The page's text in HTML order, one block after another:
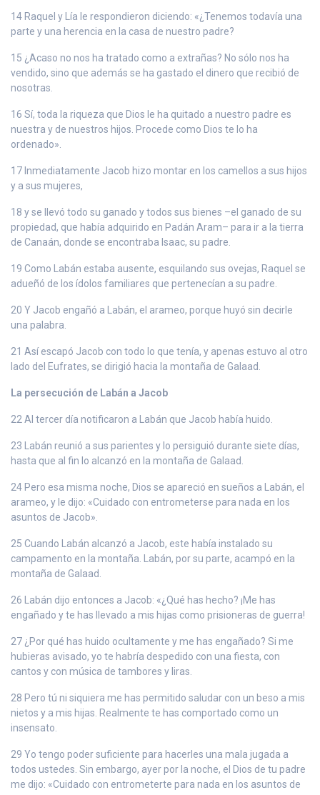
14 Raquel y Lía le respondieron diciendo: «¿Tenemos todavía una
parte y una herencia en la casa de nuestro padre?
15 ¿Acaso no nos ha tratado como a extrañas? No sólo nos ha
vendido, sino que además se ha gastado el dinero que recibió de
nosotras.
16 Sí, toda la riqueza que Dios le ha quitado a nuestro padre es
nuestra y de nuestros hijos. Procede como Dios te lo ha
ordenado».
17 Inmediatamente Jacob hizo montar en los camellos a sus hijos
y a sus mujeres,
18 y se llevó todo su ganado y todos sus bienes –el ganado de su
propiedad, que había adquirido en Padán Aram– para ir a la tierra
de Canaán, donde se encontraba Isaac, su padre.
19 Como Labán estaba ausente, esquilando sus ovejas, Raquel se
adueñó de los ídolos familiares que pertenecían a su padre.
20 Y Jacob engañó a Labán, el arameo, porque huyó sin decirle
una palabra.
21 Así escapó Jacob con todo lo que tenía, y apenas estuvo al otro
lado del Eufrates, se dirigió hacia la montaña de Galaad.
La persecución de Labán a Jacob
22 Al tercer día notificaron a Labán que Jacob había huido.
23 Labán reunió a sus parientes y lo persiguió durante siete días,
hasta que al fin lo alcanzó en la montaña de Galaad.
24 Pero esa misma noche, Dios se apareció en sueños a Labán, el
arameo, y le dijo: «Cuidado con entrometerse para nada en los
asuntos de Jacob».
25 Cuando Labán alcanzó a Jacob, este había instalado su
campamento en la montaña. Labán, por su parte, acampó en la
montaña de Galaad.
26 Labán dijo entonces a Jacob: «¿Qué has hecho? ¡Me has
engañado y te has llevado a mis hijas como prisioneras de guerra!
27 ¿Por qué has huido ocultamente y me has engañado? Si me
hubieras avisado, yo te habría despedido con una fiesta, con
cantos y con música de tambores y liras.
28 Pero tú ni siquiera me has permitido saludar con un beso a mis
nietos y a mis hijas. Realmente te has comportado como un
insensato.
29 Yo tengo poder suficiente para hacerles una mala jugada a
todos ustedes. Sin embargo, ayer por la noche, el Dios de tu padre
me dijo: «Cuidado con entrometerte para nada en los asuntos de